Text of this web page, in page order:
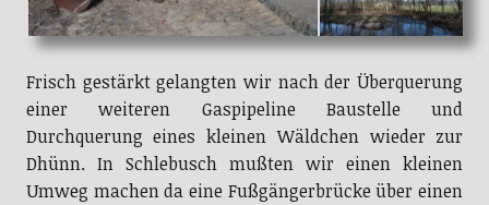
Frisch gestärkt gelangten wir nach der Überquerung
einer weiteren Gaspipeline Baustelle und
Durchquerung eines kleinen Wäldchen wieder zur
Dhünn. In Schlebusch mußten wir einen kleinen
Umweg machen da eine Fußgängerbrücke über einen